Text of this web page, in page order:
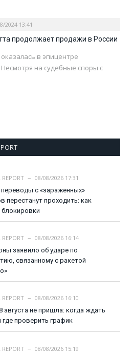
2024 13:41
продолжает продажи в России
в эпицентре
на судебные споры с
08/08/2026 17:31
переводы с «заражённых»
перестанут проходить: как
08/08/2026 16:14
заявило об ударе по
связанному с ракетой
08/08/2026 16:10
августа не пришла: когда ждать
где проверить график
08/08/2026 15:19